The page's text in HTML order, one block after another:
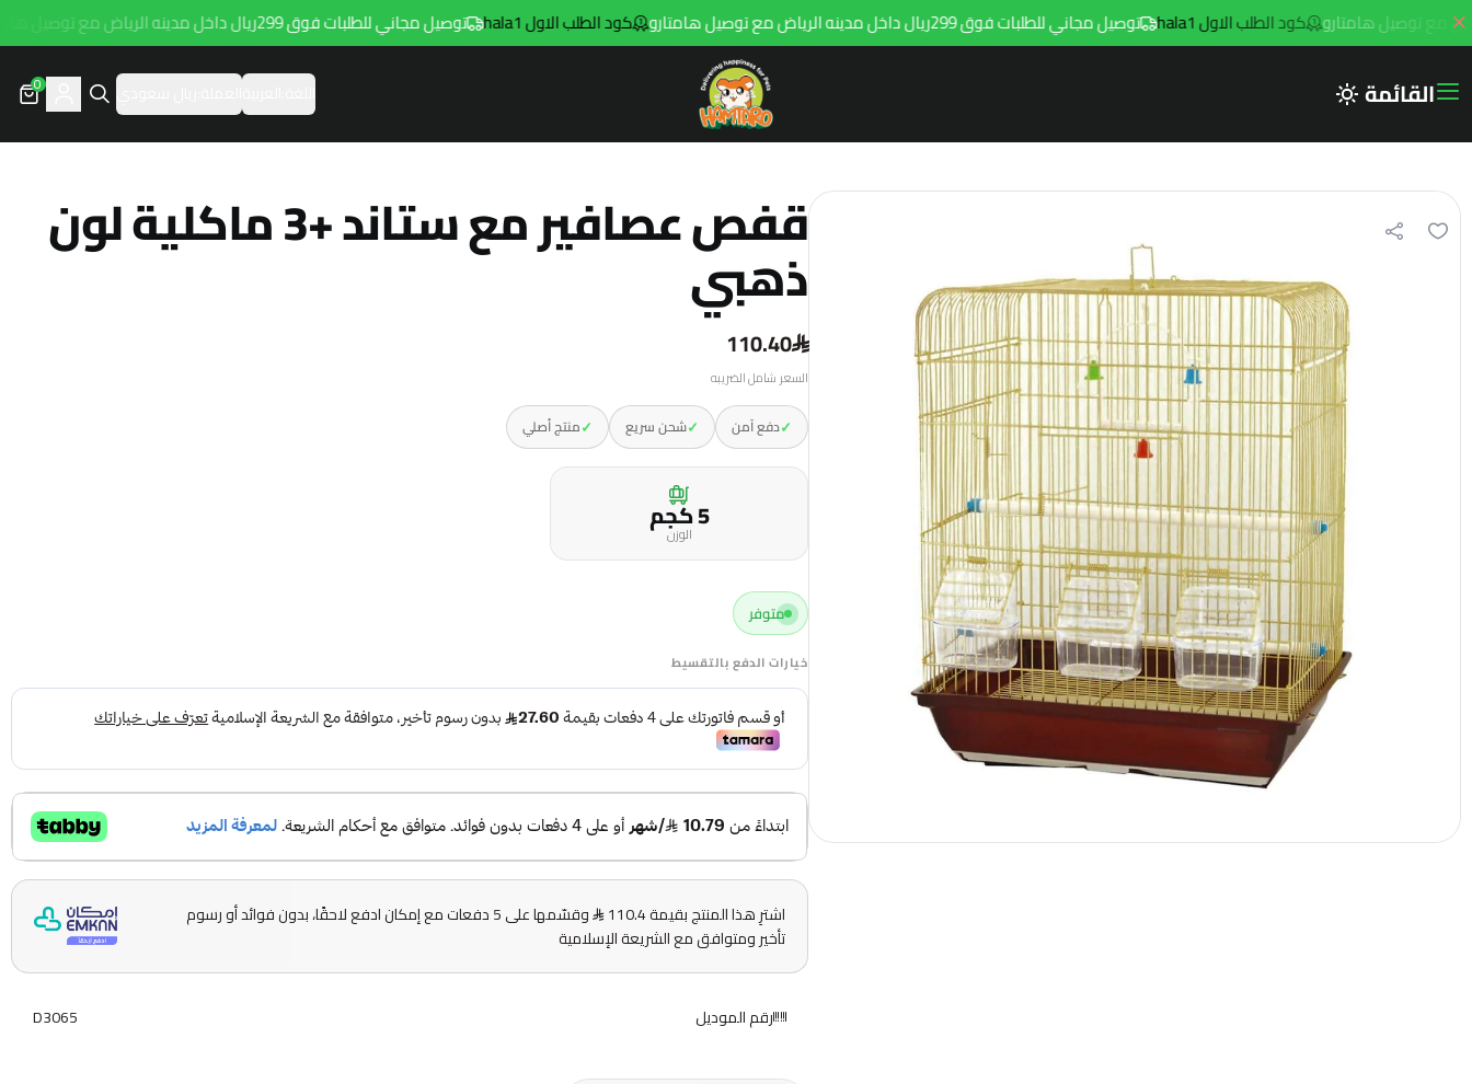
كود الطلب الاول hala1 توصيل مجاني للطلبات فوق 299ريال داخل مدينه الرياض مع توصيل هامتارو كود الطلب الاول hala1 توصيل مجاني للطلبات فوق 299ريال داخل مدينه الرياض مع توصيل هامتارو
القائمة Hamtaro
0
قفص عصافير مع ستاند +3 ماكلية لون
ذهبي
110.40
السعر شامل الضريبه
✓دفع آمن ✓شحن سريع ✓منتج أصلي
5 كجم الوزن
متوفر
خيارات الدفع بالتقسيط
اشترِ هذا المنتج بقيمة 110.4
وقسّمها على 5 دفعات مع إمكان ادفع لاحقًا، بدون فوائد أو رسوم
تأخير ومتوافق مع الشريعة الإسلامية
رقم الموديل D3065